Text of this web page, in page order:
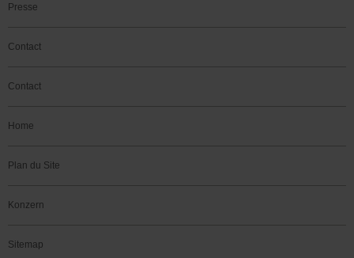
Presse
Contact
Contact
Home
Plan du Site
Konzern
Sitemap